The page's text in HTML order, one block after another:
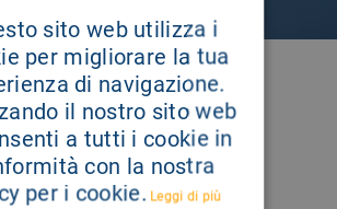
SEGUICI SU
sito web utilizza i
per migliorare la tua
di navigazione.
il nostro sito web
a tutti i cookie in
con la nostra
per i cookie. Leggi di più